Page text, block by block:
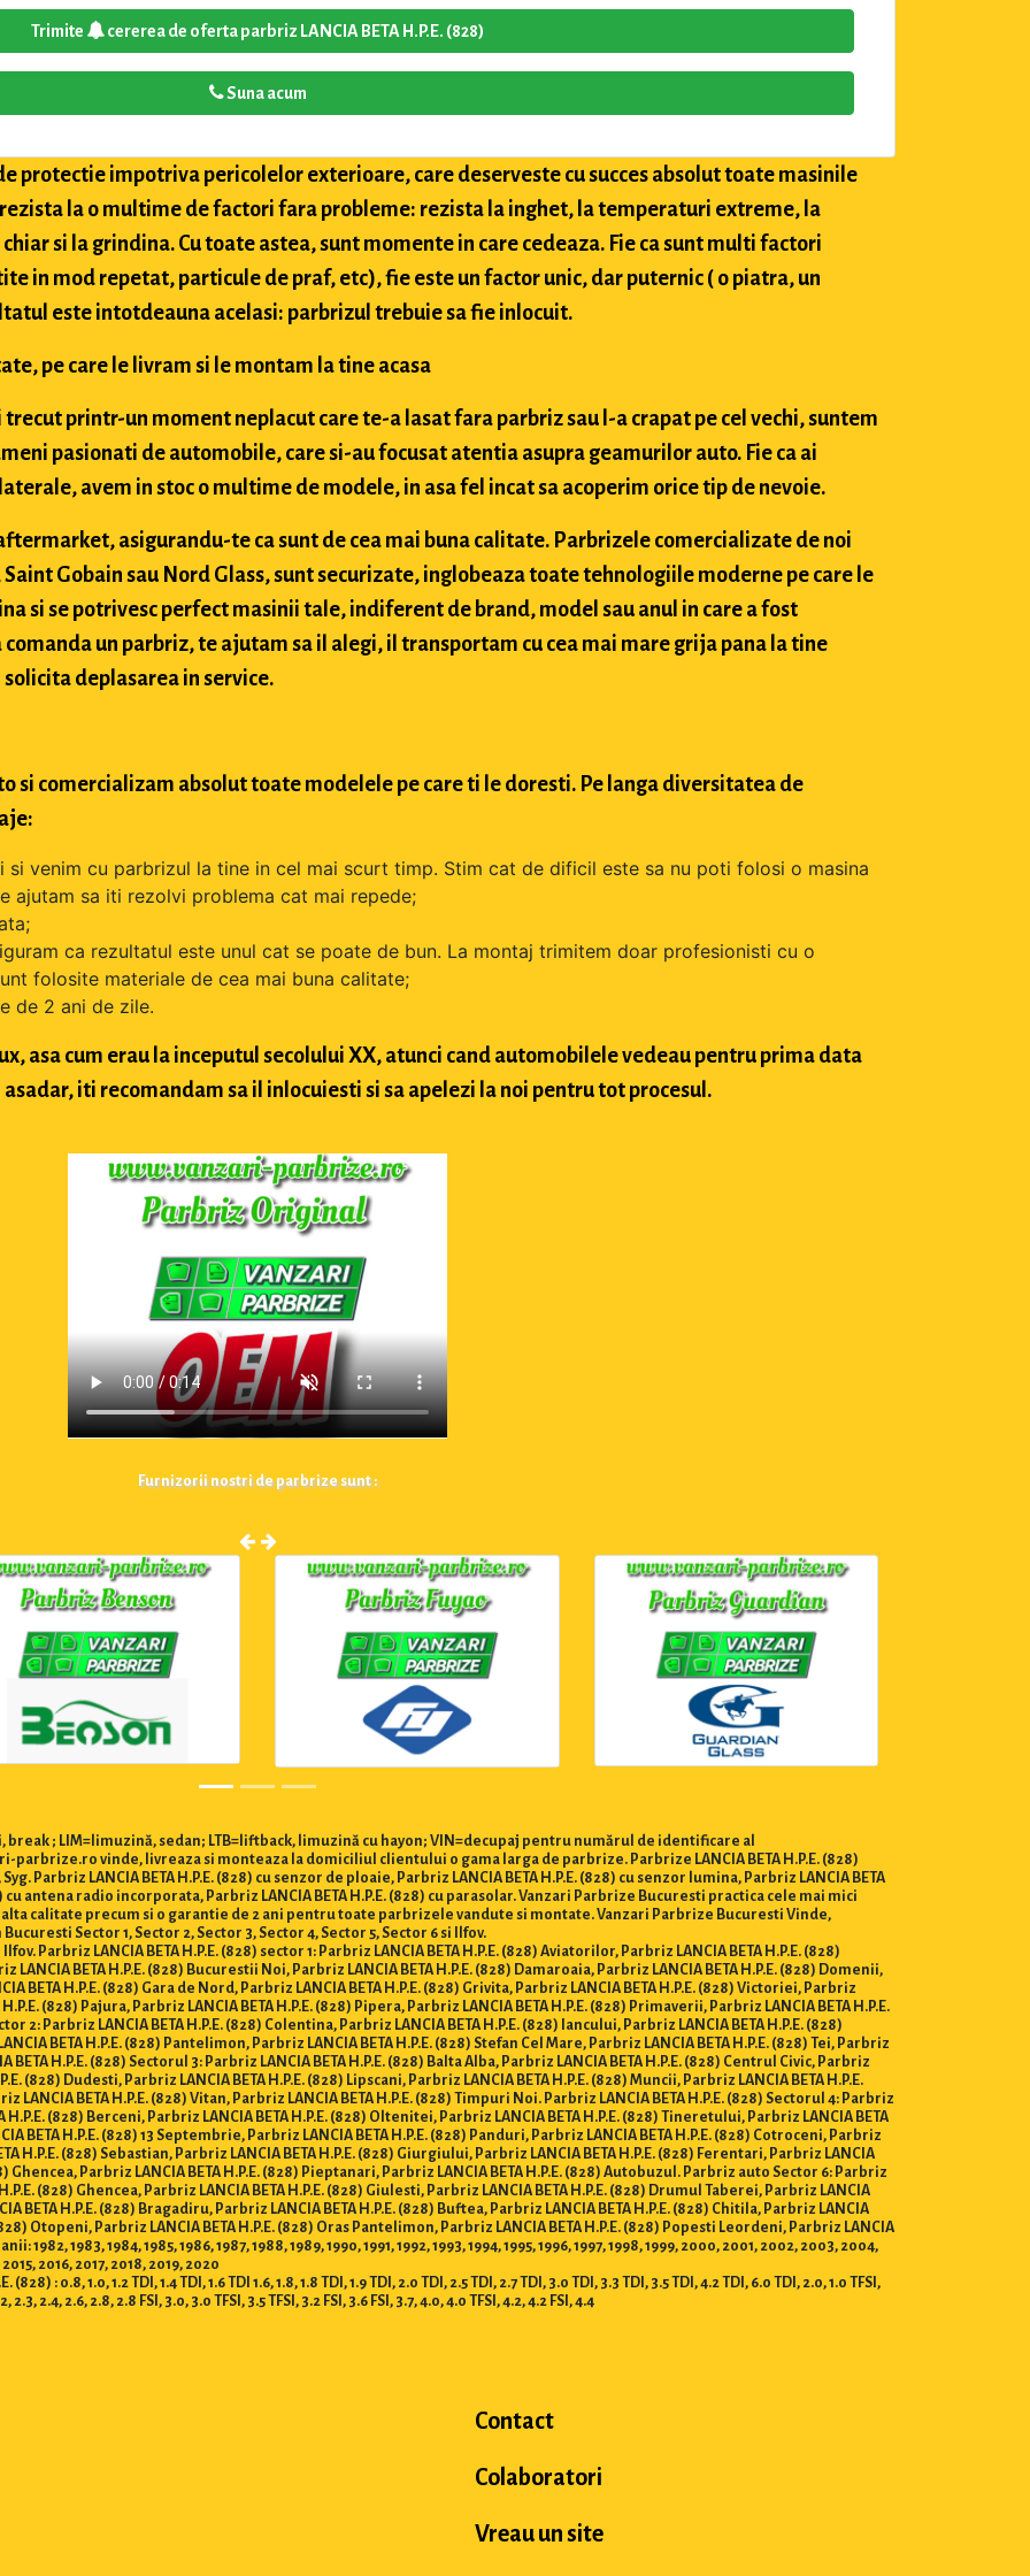
Trimite cererea de oferta parbriz LANCIA BETA H.P.E. (828)
Suna acum
protectie impotriva pericolelor exterioare, care deserveste cu succes absolut toate masinile
la o multime de factori fara probleme: rezista la inghet, la temperaturi extreme, la
si la grindina. Cu toate astea, sunt momente in care cedeaza. Fie ca sunt multi factori
in mod repetat, particule de praf, etc), fie este un factor unic, dar puternic ( o piatra, un
este intotdeauna acelasi: parbrizul trebuie sa fie inlocuit.
pe care le livram si le montam la tine acasa
printr-un moment neplacut care te-a lasat fara parbriz sau l-a crapat pe cel vechi, suntem
pasionati de automobile, care si-au focusat atentia asupra geamurilor auto. Fie ca ai
avem in stoc o multime de modele, in asa fel incat sa acoperim orice tip de nevoie.
asigurandu-te ca sunt de cea mai buna calitate. Parbrizele comercializate de noi
Gobain sau Nord Glass, sunt securizate, inglobeaza toate tehnologiile moderne pe care le
si se potrivesc perfect masinii tale, indiferent de brand, model sau anul in care a fost
un parbriz, te ajutam sa il alegi, il transportam cu cea mai mare grija pana la tine
deplasarea in service.
si comercializam absolut toate modelele pe care ti le doresti. Pe langa diversitatea de
si venim cu parbrizul la tine in cel mai scurt timp. Stim cat de dificil este sa nu poti folosi o masina
ajutam sa iti rezolvi problema cat mai repede;
ca rezultatul este unul cat se poate de bun. La montaj trimitem doar profesionisti cu o
folosite materiale de cea mai buna calitate;
de 2 ani de zile.
asa cum erau la inceputul secolului XX, atunci cand automobilele vedeau pentru prima data
iti recomandam sa il inlocuiesti si sa apelezi la noi pentru tot procesul.
Furnizorii nostri de parbrize sunt :
break ; LIM=limuzină, sedan; LTB=liftback, limuzină cu hayon; VIN=decupaj pentru numărul de identificare al
parbrize.ro vinde, livreaza si monteaza la domiciliul clientului o gama larga de parbrize. Parbrize LANCIA BETA H.P.E. (828)
Parbriz LANCIA BETA H.P.E. (828) cu senzor de ploaie, Parbriz LANCIA BETA H.P.E. (828) cu senzor lumina, Parbriz LANCIA BETA
cu antena radio incorporata, Parbriz LANCIA BETA H.P.E. (828) cu parasolar. Vanzari Parbrize Bucuresti practica cele mai mici
calitate precum si o garantie de 2 ani pentru toate parbrizele vandute si montate. Vanzari Parbrize Bucuresti Vinde,
Sector 1, Sector 2, Sector 3, Sector 4, Sector 5, Sector 6 si Ilfov.
LANCIA BETA H.P.E. (828) sector 1: Parbriz LANCIA BETA H.P.E. (828) Aviatorilor, Parbriz LANCIA BETA H.P.E. (828)
LANCIA BETA H.P.E. (828) Bucurestii Noi, Parbriz LANCIA BETA H.P.E. (828) Damaroaia, Parbriz LANCIA BETA H.P.E. (828) Domenii,
BETA H.P.E. (828) Gara de Nord, Parbriz LANCIA BETA H.P.E. (828) Grivita, Parbriz LANCIA BETA H.P.E. (828) Victoriei, Parbriz
(828) Pajura, Parbriz LANCIA BETA H.P.E. (828) Pipera, Parbriz LANCIA BETA H.P.E. (828) Primaverii, Parbriz LANCIA BETA H.P.E.
2: Parbriz LANCIA BETA H.P.E. (828) Colentina, Parbriz LANCIA BETA H.P.E. (828) Iancului, Parbriz LANCIA BETA H.P.E. (828)
BETA H.P.E. (828) Pantelimon, Parbriz LANCIA BETA H.P.E. (828) Stefan Cel Mare, Parbriz LANCIA BETA H.P.E. (828) Tei, Parbriz
BETA H.P.E. (828) Sectorul 3: Parbriz LANCIA BETA H.P.E. (828) Balta Alba, Parbriz LANCIA BETA H.P.E. (828) Centrul Civic, Parbriz
(828) Dudesti, Parbriz LANCIA BETA H.P.E. (828) Lipscani, Parbriz LANCIA BETA H.P.E. (828) Muncii, Parbriz LANCIA BETA H.P.E.
LANCIA BETA H.P.E. (828) Vitan, Parbriz LANCIA BETA H.P.E. (828) Timpuri Noi. Parbriz LANCIA BETA H.P.E. (828) Sectorul 4: Parbriz
H.P.E. (828) Berceni, Parbriz LANCIA BETA H.P.E. (828) Oltenitei, Parbriz LANCIA BETA H.P.E. (828) Tineretului, Parbriz LANCIA BETA
BETA H.P.E. (828) 13 Septembrie, Parbriz LANCIA BETA H.P.E. (828) Panduri, Parbriz LANCIA BETA H.P.E. (828) Cotroceni, Parbriz
H.P.E. (828) Sebastian, Parbriz LANCIA BETA H.P.E. (828) Giurgiului, Parbriz LANCIA BETA H.P.E. (828) Ferentari, Parbriz LANCIA
Ghencea, Parbriz LANCIA BETA H.P.E. (828) Pieptanari, Parbriz LANCIA BETA H.P.E. (828) Autobuzul. Parbriz auto Sector 6: Parbriz
(828) Ghencea, Parbriz LANCIA BETA H.P.E. (828) Giulesti, Parbriz LANCIA BETA H.P.E. (828) Drumul Taberei, Parbriz LANCIA
BETA H.P.E. (828) Bragadiru, Parbriz LANCIA BETA H.P.E. (828) Buftea, Parbriz LANCIA BETA H.P.E. (828) Chitila, Parbriz LANCIA
Otopeni, Parbriz LANCIA BETA H.P.E. (828) Oras Pantelimon, Parbriz LANCIA BETA H.P.E. (828) Popesti Leordeni, Parbriz LANCIA
1983, 1984, 1985, 1986, 1987, 1988, 1989, 1990, 1991, 1992, 1993, 1994, 1995, 1996, 1997, 1998, 1999, 2000, 2001, 2002, 2003, 2004,
2016, 2017, 2018, 2019, 2020
0.8, 1.0, 1.2 TDI, 1.4 TDI, 1.6 TDI 1.6, 1.8, 1.8 TDI, 1.9 TDI, 2.0 TDI, 2.5 TDI, 2.7 TDI, 3.0 TDI, 3.3 TDI, 3.5 TDI, 4.2 TDI, 6.0 TDI, 2.0, 1.0 TFSI,
2.3, 2.4, 2.6, 2.8, 2.8 FSI, 3.0, 3.0 TFSI, 3.5 TFSI, 3.2 FSI, 3.6 FSI, 3.7, 4.0, 4.0 TFSI, 4.2, 4.2 FSI, 4.4
Contact
Colaboratori
Vreau un site